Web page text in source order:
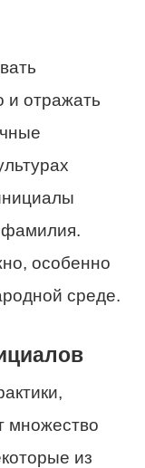
и отражать
особенно
среде.
множество
из